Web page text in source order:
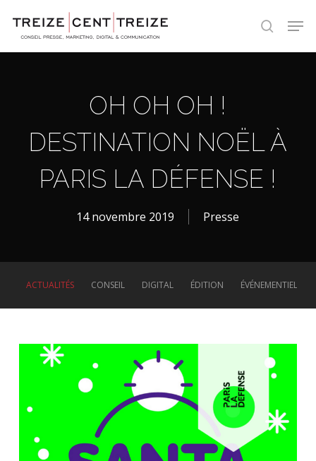
search
OH OH OH !
DESTINATION NOËL À
PARIS LA DÉFENSE !
14 novembre 2019 Presse
ACTUALITÉS CONSEIL DIGITAL ÉDITION ÉVÉNEMENTIEL